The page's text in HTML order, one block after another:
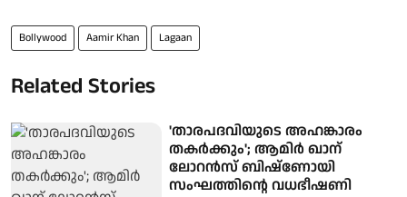
Bollywood Aamir Khan Lagaan
Related Stories
'താരപദവിയുടെ അഹങ്കാരം
തകര്‍ക്കും'; ആമിര്‍ ഖാന്
ലോറന്‍സ് ബിഷ്ണോയി
സംഘത്തിന്റെ വധഭീഷണി